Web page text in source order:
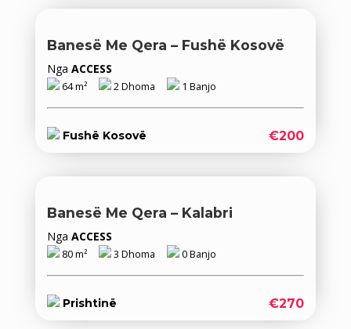
Banesë Me Qera – Fushë Kosovë
Nga ACCESS
64 m² 2 Dhoma 1 Banjo
Fushë Kosovë €200
Banesë Me Qera – Kalabri
Nga ACCESS
80 m² 3 Dhoma 0 Banjo
Prishtinë €270